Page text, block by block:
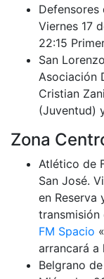
Viernes 17
22:15
San
Asociación
Cristian
(Juventud)
Zona
Atlético de
San José.
en Reserva
FM Spacio «
arrancará a
Belgrano